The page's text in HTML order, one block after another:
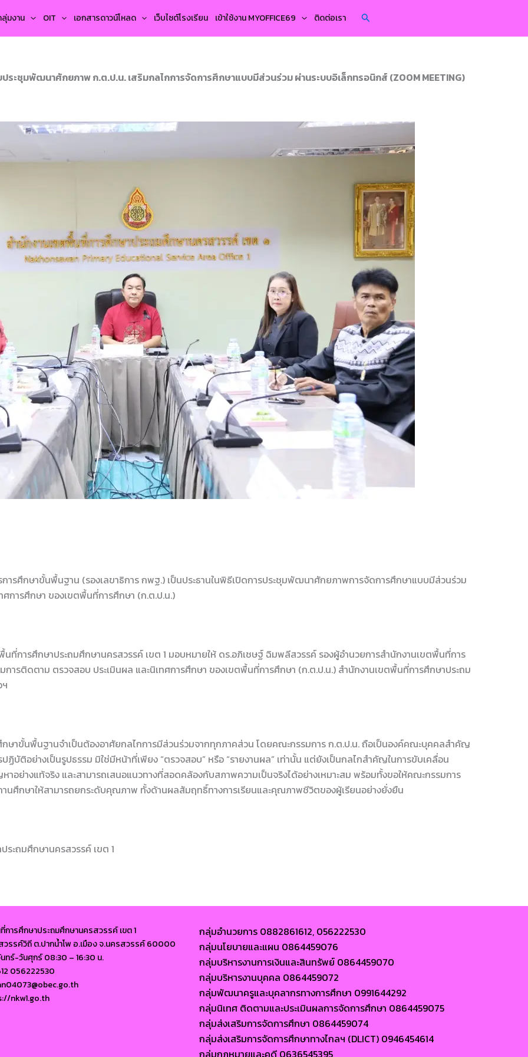
มงาน OIT เอกสารดาวน์โหลด เว็บไซต์โรงเรียน เข้าใช้งาน MYOFFICE69 ติดต่อเรา Search
ะชุมพัฒนาศักยภาพ ก.ต.ป.น. เสริมกลไกการจัดการศึกษาแบบมีส่วนร่วม ผ่านระบบอิเล็กทรอนิกส์ (ZOOM MEETING)
ารศึกษาขั้นพื้นฐาน (รองเลขาธิการ กพฐ.) เป็นประธานในพิธีเปิดการประชุมพัฒนาศักยภาพการจัดการศึกษาแบบมีส่วนร่วม
การศึกษา ของเขตพื้นที่การศึกษา (ก.ต.ป.น.)
นที่การศึกษาประถมศึกษานครสวรรค์ เขต 1 มอบหมายให้ ดร.อภิเชษฐ์ ฉิมพลีสวรรค์ รองผู้อำนวยการสำนักงานเขตพื้นที่การ
ารติดตาม ตรวจสอบ ประเมินผล และนิเทศการศึกษา ของเขตพื้นที่การศึกษา (ก.ต.ป.น.) สำนักงานเขตพื้นที่การศึกษาประถม
ษาขั้นพื้นฐานจำเป็นต้องอาศัยกลไกการมีส่วนร่วมจากทุกภาคส่วน โดยคณะกรรมการ ก.ต.ป.น. ถือเป็นองค์คณะบุคคลสำคัญ
บัติอย่างเป็นรูปธรรม มิใช่มีหน้าที่เพียง “ตรวจสอบ” หรือ “รายงานผล” เท่านั้น แต่ยังเป็นกลไกสำคัญในการขับเคลื่อน
อย่างแท้จริง และสามารถเสนอแนวทางที่สอดคล้องกับสภาพความเป็นจริงได้อย่างเหมาะสม พร้อมทั้งขอให้คณะกรรมการ
นศึกษาให้สามารถยกระดับคุณภาพ ทั้งด้านผลสัมฤทธิ์ทางการเรียนและคุณภาพชีวิตของผู้เรียนอย่างยั่งยืน
ะถมศึกษานครสวรรค์ เขต 1
การศึกษาประถมศึกษานครสวรรค์ เขต 1
วรรค์วิถี ต.ปากน้ำโพ อ.เมือง จ.นครสวรรค์ 60000
นทร์-วันศุกร์ 08:30 – 16:30 น.
056222530
nkw1.go.th
กลุ่มอำนวยการ 0882861612, 056222530
กลุ่มนโยบายและแผน 0864459076
กลุ่มบริหารงานการเงินและสินทรัพย์ 0864459070
กลุ่มบริหารงานบุคคล 0864459072
กลุ่มพัฒนาครูและบุคลากรทางการศึกษา 0991644292
กลุ่มนิเทศ ติดตามและประเมินผลการจัดการศึกษา 0864459075
กลุ่มส่งเสริมการจัดการศึกษา 0864459074
กลุ่มส่งเสริมการจัดการศึกษาทางไกลฯ (DLICT) 0946454614
กลุ่มกฎหมายและคดี 0636545395